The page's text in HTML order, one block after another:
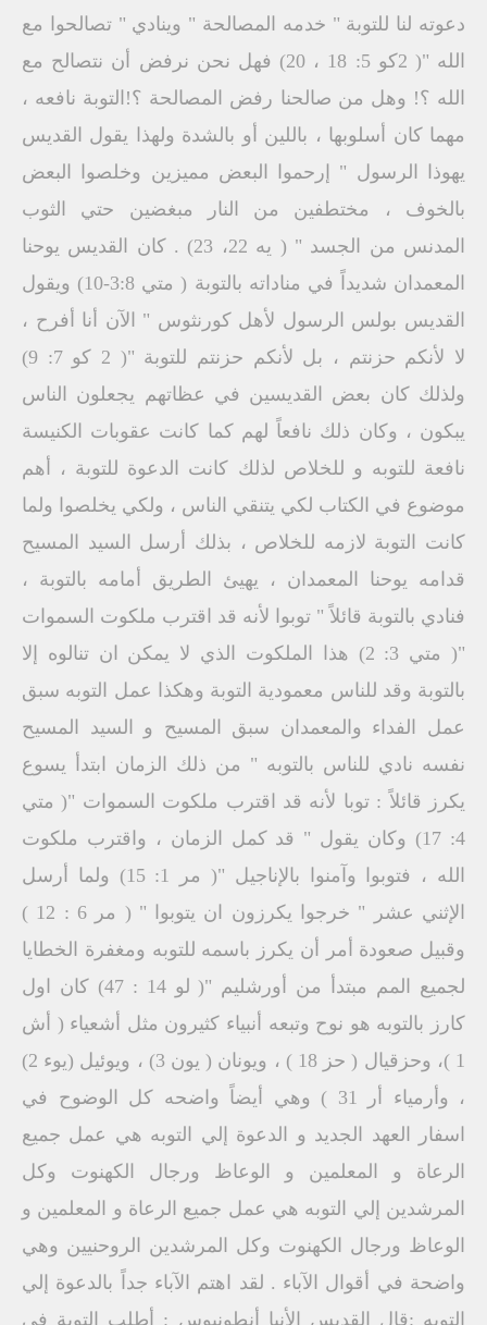
دعوته لنا للتوبة " خدمه المصالحة " وينادي " تصالحوا مع
الله "( 2كو 5: 18 ، 20) فهل نحن نرفض أن نتصالح مع
الله ؟! وهل من صالحنا رفض المصالحة ؟!التوبة نافعه ،
مهما كان أسلوبها ، باللين أو بالشدة ولهذا يقول القديس
يهوذا الرسول " إرحموا البعض مميزين وخلصوا البعض
بالخوف ، مختطفين من النار مبغضين حتي الثوب
المدنس من الجسد " ( يه 22، 23) . كان القديس يوحنا
المعمدان شديداً في مناداته بالتوبة ( متي 3:8-10) ويقول
القديس بولس الرسول لأهل كورنثوس " الآن أنا أفرح ،
لا لأنكم حزنتم ، بل لأنكم حزنتم للتوبة "( 2 كو 7: 9)
ولذلك كان بعض القديسين في عظاتهم يجعلون الناس
يبكون ، وكان ذلك نافعاً لهم كما كانت عقوبات الكنيسة
نافعة للتوبه و للخلاص لذلك كانت الدعوة للتوبة ، أهم
موضوع في الكتاب لكي يتنقي الناس ، ولكي يخلصوا ولما
كانت التوبة لازمه للخلاص ، بذلك أرسل السيد المسيح
قدامه يوحنا المعمدان ، يهيئ الطريق أمامه بالتوبة ،
فنادي بالتوبة قائلاً " توبوا لأنه قد اقترب ملكوت السموات
"( متي 3: 2) هذا الملكوت الذي لا يمكن ان تنالوه إلا
بالتوبة وقد للناس معمودية التوبة وهكذا عمل التوبه سبق
عمل الفداء والمعمدان سبق المسيح و السيد المسيح
نفسه نادي للناس بالتوبه " من ذلك الزمان ابتدأ يسوع
يكرز قائلاً : توبا لأنه قد اقترب ملكوت السموات "( متي
4: 17) وكان يقول " قد كمل الزمان ، واقترب ملكوت
الله ، فتوبوا وآمنوا بالإناجيل "( مر 1: 15) ولما أرسل
الإثني عشر " خرجوا يكرزون ان يتوبوا " ( مر 6 : 12 )
وقبيل صعودة أمر أن يكرز باسمه للتوبه ومغفرة الخطايا
لجميع المم مبتدأ من أورشليم "( لو 14 : 47) كان اول
كارز بالتوبه هو نوح وتبعه أنبياء كثيرون مثل أشعياء ( أش
1 )، وحزقيال ( حز 18 ) ، ويونان ( يون 3) ، ويوئيل (يوء 2)
، وأرمياء أر 31 ) وهي أيضاً واضحه كل الوضوح في
اسفار العهد الجديد و الدعوة إلي التوبه هي عمل جميع
الرعاة و المعلمين و الوعاظ ورجال الكهنوت وكل
المرشدين إلي التوبه هي عمل جميع الرعاة و المعلمين و
الوعاظ ورجال الكهنوت وكل المرشدين الروحنيين وهي
واضحة في أقوال الآباء . لقد اهتم الآباء جداً بالدعوة إلي
التوبه :قال القديس الأنبا أنطونيوس : أطلب التوبة في